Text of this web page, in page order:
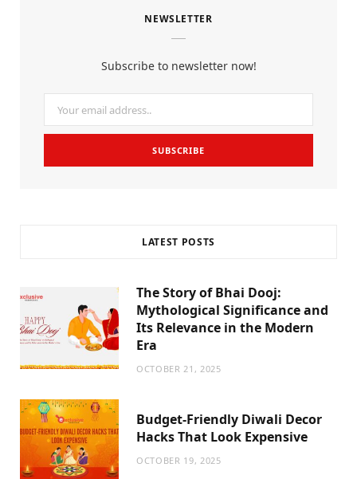
e
k
t
t
a
NEWSLETTER
Subscribe to newsletter now!
LATEST POSTS
The Story of Bhai Dooj:
Mythological Significance and
Its Relevance in the Modern
Era
OCTOBER 21, 2025
Budget-Friendly Diwali Decor
Hacks That Look Expensive
OCTOBER 19, 2025